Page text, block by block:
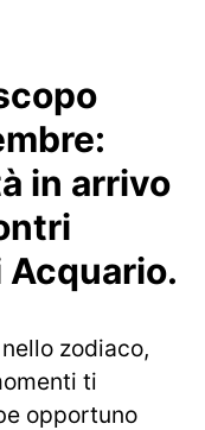
in arrivo
zodiaco,
ti
opportuno